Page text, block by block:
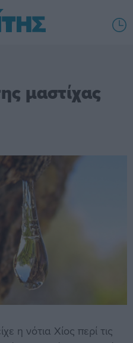
μαστίχας
η νότια Χίος περί τις